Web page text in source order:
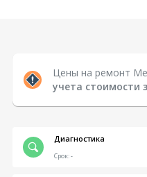
Цены на ремонт
учета стоимости
Диагностика
Срок:-